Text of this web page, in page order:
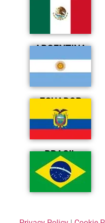
ARGENTINA
ECUADOR
BRASIL